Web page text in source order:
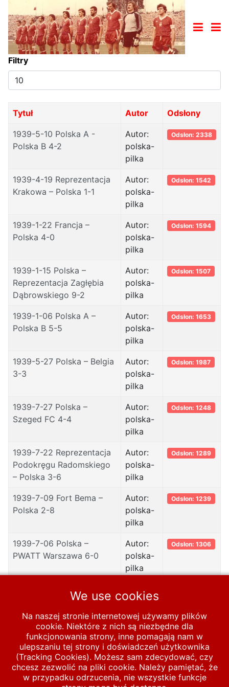
Filtry
Pokaż
#
Tytuł Autor Odsłony
1939-5-10 Polska A -
Polska B 4-2
Autor:
polska-
pilka
Odsłon: 2338
1939-4-19 Reprezentacja
Krakowa – Polska 1-1
Autor:
polska-
pilka
Odsłon: 1542
1939-1-22 Francja –
Polska 4-0
Autor:
polska-
pilka
Odsłon: 1594
1939-1-15 Polska –
Reprezentacja Zagłębia
Dąbrowskiego 9-2
Autor:
polska-
pilka
Odsłon: 1507
1939-1-06 Polska A –
Polska B 5-5
Autor:
polska-
pilka
Odsłon: 1653
1939-5-27 Polska – Belgia
3-3
Autor:
polska-
pilka
Odsłon: 1987
1939-7-27 Polska –
Szeged FC 4-4
Autor:
polska-
pilka
Odsłon: 1248
1939-7-22 Reprezentacja
Podokręgu Radomskiego
– Polska 3-6
Autor:
polska-
pilka
Odsłon: 1289
1939-7-09 Fort Bema –
Polska 2-8
Autor:
polska-
pilka
Odsłon: 1239
1939-7-06 Polska –
PWATT Warszawa 6-0
Autor:
polska-
pilka
Odsłon: 1306
1 2
Strona 1 z 2
Start MECZE Polska A 1931-1939 1939
We use cookies
Na naszej stronie internetowej używamy plików
cookie. Niektóre z nich są niezbędne dla
funkcjonowania strony, inne pomagają nam w
ulepszaniu tej strony i doświadczeń użytkownika
(Tracking Cookies). Możesz sam zdecydować, czy
chcesz zezwolić na pliki cookie. Należy pamiętać, że
w przypadku odrzucenia, nie wszystkie funkcje